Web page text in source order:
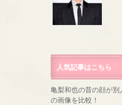
人気記事はこちら
亀梨和也の昔の顔が
の画像を比較！